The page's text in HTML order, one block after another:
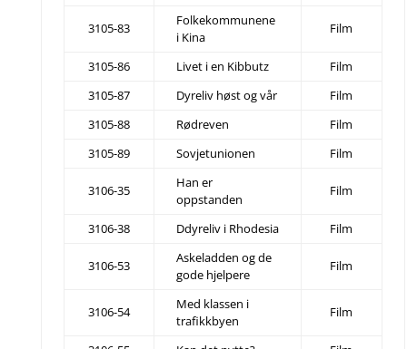
3105-83
Folkekommunene
i Kina
Film
3105-86 Livet i en Kibbutz
Film
3105-87
Dyreliv høst og vår
Film
3105-88
Rødreven
Film
3105-89
Sovjetunionen Film
3106-35
Han er
oppstanden
Film
3106-38 Ddyreliv i Rhodesia Film
3106-53
Askeladden og de
gode hjelpere
Film
3106-54
Med klassen i
trafikkbyen
Film